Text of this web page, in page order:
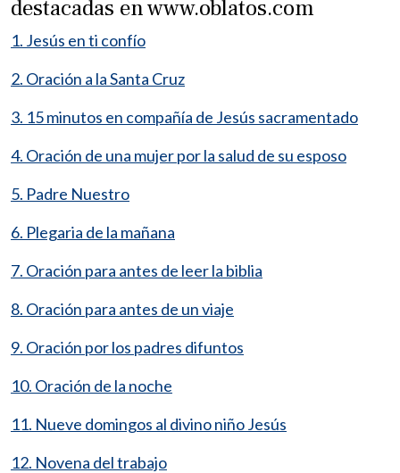
destacadas en www.oblatos.com
1. Jesús en ti confío
2. Oración a la Santa Cruz
3. 15 minutos en compañía de Jesús sacramentado
4. Oración de una mujer por la salud de su esposo
5. Padre Nuestro
6. Plegaria de la mañana
7. Oración para antes de leer la biblia
8. Oración para antes de un viaje
9. Oración por los padres difuntos
10. Oración de la noche
11. Nueve domingos al divino niño Jesús
12. Novena del trabajo